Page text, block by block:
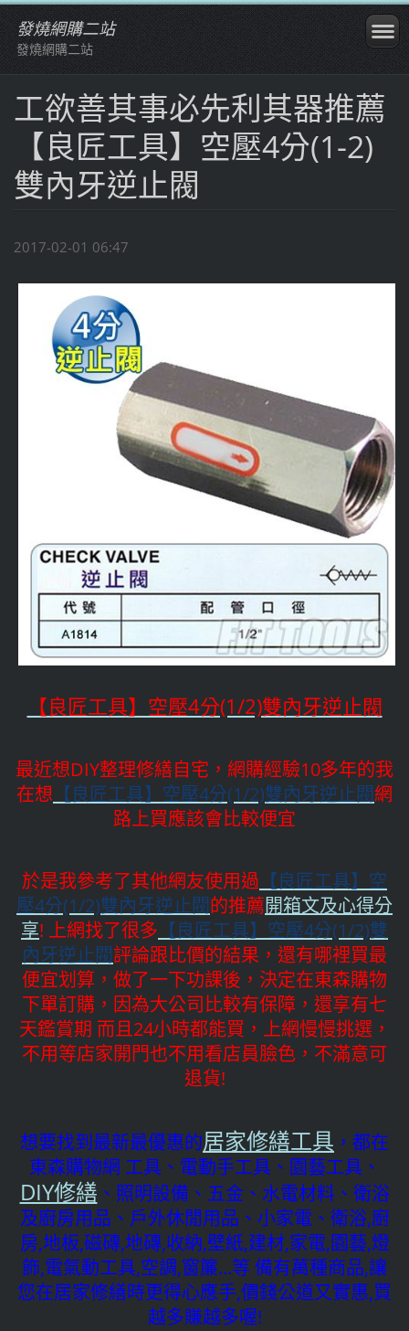
發燒網購二站
發燒網購二站
工欲善其事必先利其器推薦
【良匠工具】空壓4分(1-2)
雙內牙逆止閥
2017-02-01 06:47
【良匠工具】空壓4分(1/2)雙內牙逆止閥
最近想DIY整理修繕自宅，網購經驗10多年的我
在想 【良匠工具】空壓4分(1/2)雙內牙逆止閥網
路上買應該會比較便宜
於是我參考了其他網友使用過 【良匠工具】空
壓4分(1/2)雙內牙逆止閥的推薦開箱文及心得分
享! 上網找了很多 【良匠工具】空壓4分(1/2)雙
內牙逆止閥評論跟比價的結果，還有哪裡買最
便宜划算，做了一下功課後，決定在東森購物
下單訂購，因為大公司比較有保障，還享有七
天鑑賞期 而且24小時都能買，上網慢慢挑選，
不用等店家開門也不用看店員臉色，不滿意可
退貨!
想要找到最新最優惠的居家修繕工具 ，都在
東森購物網 工具、電動手工具、園藝工具、
DIY修繕 、照明設備、五金、水電材料、衛浴
及廚房用品、戶外休閒用品、小家電、衛浴,廚
房,地板,磁磚,地磚,收納,壁紙,建材,家電,園藝,燈
飾,電氣動工具,空調,窗簾...等 備有萬種商品,讓
您在居家修繕時更得心應手,價錢公道又實惠,買
越多賺越多喔!